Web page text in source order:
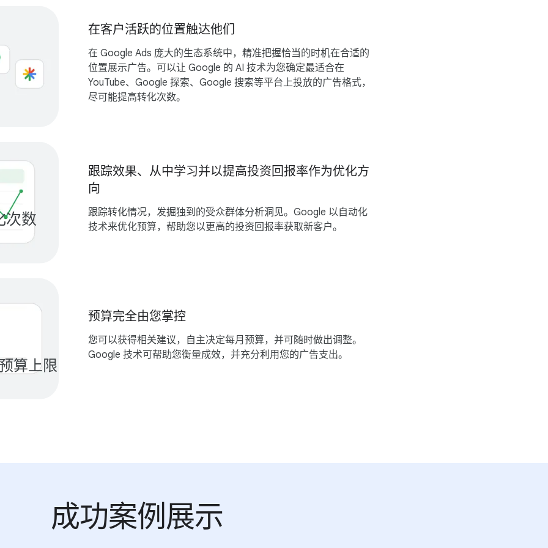
在​客户​活跃​的​位置​触达​他们
在 Google Ads 庞大​的​生态​系统​中，​精准​把​握恰当​的​时机​在​合适​的​
位置​展示​广告。​可以​让 Google 的 A​I 技术​为​您​确定​最​适合​在
YouTube、​Google 探索、​Google 搜索​等​平台​上​投放​的​广告​格式，​
尽​可能​提高​转化​次​数。
次​数 +​100,000
跟​踪​效果、​从​中学习​并​以​提高​投资​回报率​作为​优化​方
向
跟​踪转化​情况，​发掘​独到​的​受众​群体​分析​洞见。​Google 以​自动化​
技术​来​优化​预算，​帮助​您​以​更​高​的​投资​回报率​获取​新​客户。
算​上限
预算​完全​由​您​掌控
您​可以​获得​相关​建议，​自主​决定​每月​预算，​并​可​随时​做出​调整。​
Google 技术​可​帮助​您​衡量​成效，​并​充分​利用​您​的​广告​支出。
成功案​例​展示